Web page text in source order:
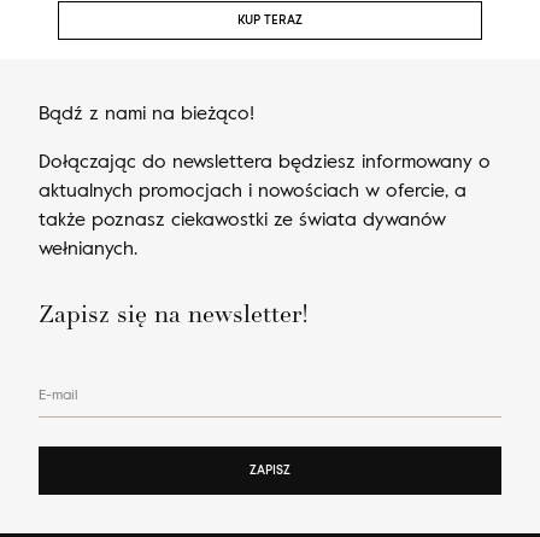
KUP TERAZ
Bądź z nami na bieżąco!
Dołączając do newslettera będziesz informowany o
aktualnych promocjach i nowościach w ofercie, a
także poznasz ciekawostki ze świata dywanów
wełnianych.
Zapisz się na newsletter!
E-mail
ZAPISZ